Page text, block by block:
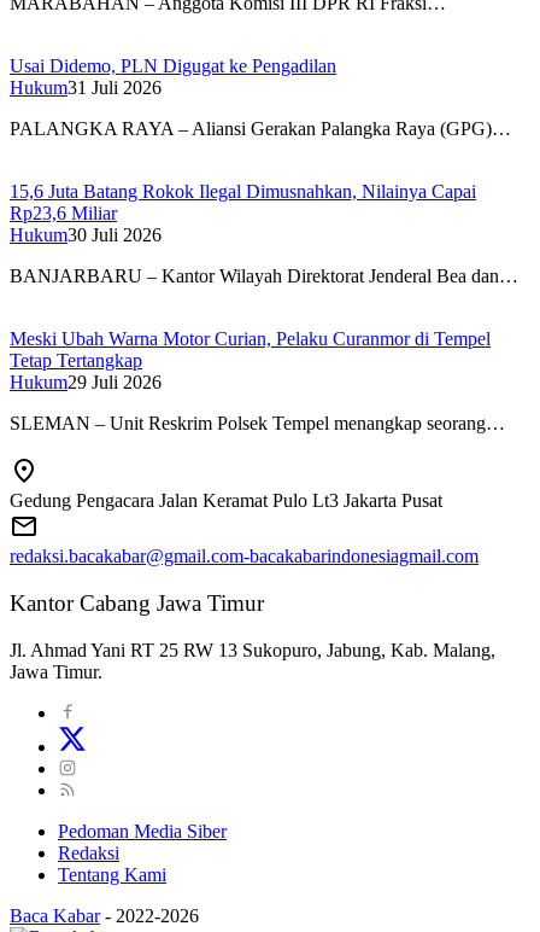
Usai Didemo, PLN Digugat ke Pengadilan
Hukum31 Juli 2026
PALANGKA RAYA – Aliansi Gerakan Palangka Raya (GPG)…
15,6 Juta Batang Rokok Ilegal Dimusnahkan, Nilainya Capai
Rp23,6 Miliar
Hukum30 Juli 2026
BANJARBARU – Kantor Wilayah Direktorat Jenderal Bea dan…
Meski Ubah Warna Motor Curian, Pelaku Curanmor di Tempel
Tetap Tertangkap
Hukum29 Juli 2026
SLEMAN – Unit Reskrim Polsek Tempel menangkap seorang…
Gedung Pengacara Jalan Keramat Pulo Lt3 Jakarta Pusat
redaksi.bacakabar@gmail.com-bacakabarindonesiagmail.com
Kantor Cabang Jawa Timur
Jl. Ahmad Yani RT 25 RW 13 Sukopuro, Jabung, Kab. Malang,
Jawa Timur.
Pedoman Media Siber
Redaksi
Tentang Kami
Baca Kabar - 2022-2026